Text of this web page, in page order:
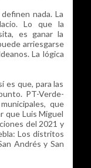
nada. La
Lo que la
es ganar la
arriesgarse
La lógica
es que, para las
PT-Verde-
que
que Luis Miguel
del 2021 y
Los distritos
Andrés y San